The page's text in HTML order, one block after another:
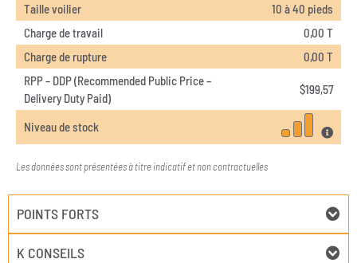
Taille voilier
10 à 40 pieds
Charge de travail
0,00 T
Charge de rupture
0,00 T
RPP – DDP (Recommended Public Price –
Delivery Duty Paid)
$199,57
Niveau de stock
Les données sont présentées à titre indicatif et non contractuelles
POINTS FORTS
K CONSEILS